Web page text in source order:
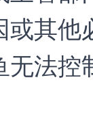
其他
法